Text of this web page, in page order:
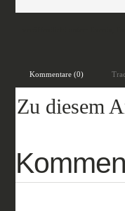
Kommentare (0)
Zu diesem